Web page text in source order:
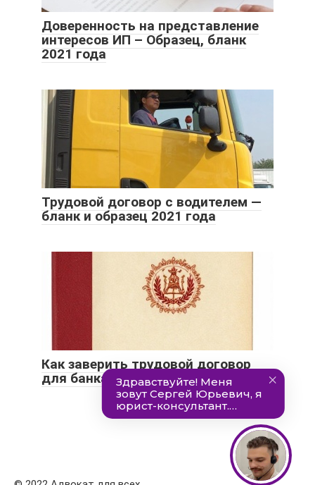
Доверенность на представление
интересов ИП – Образец, бланк
2021 года
Трудовой договор с водителем —
бланк и образец 2021 года
Как заверить трудовой договор
для банка: образец 2021 года